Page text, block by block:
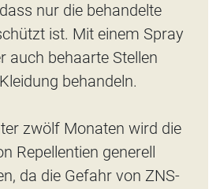
nur die behandelte
ist. Mit einem Spray
auch behaarte Stellen
behandeln.
zwölf Monaten wird die
Repellentien generell
da die Gefahr von ZNS-